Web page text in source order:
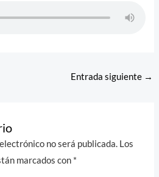
Entrada siguiente →
no será publicada. Los
marcados con *